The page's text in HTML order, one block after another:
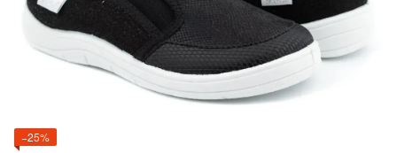
−25%